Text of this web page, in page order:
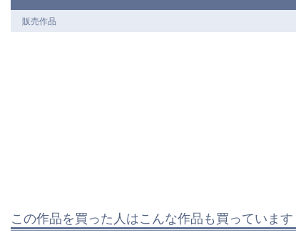
販売作品
この作品を買った人はこんな作品も買っています